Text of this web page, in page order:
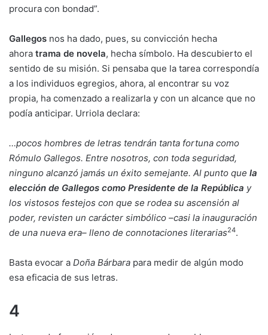
procura con bondad”.
Gallegos nos ha dado, pues, su convicción hecha
ahora trama de novela, hecha símbolo. Ha descubierto el
sentido de su misión. Si pensaba que la tarea correspondía
a los individuos egregios, ahora, al encontrar su voz
propia, ha comenzado a realizarla y con un alcance que no
podía anticipar. Urriola declara:
…pocos hombres de letras tendrán tanta fortuna como
Rómulo Gallegos. Entre nosotros, con toda seguridad,
ninguno alcanzó jamás un éxito semejante. Al punto que la
elección de Gallegos como Presidente de la República y
los vistosos festejos con que se rodea su ascensión al
poder, revisten un carácter simbólico –casi la inauguración
de una nueva era– lleno de connotaciones literarias24.
Basta evocar a Doña Bárbara para medir de algún modo
esa eficacia de sus letras.
4